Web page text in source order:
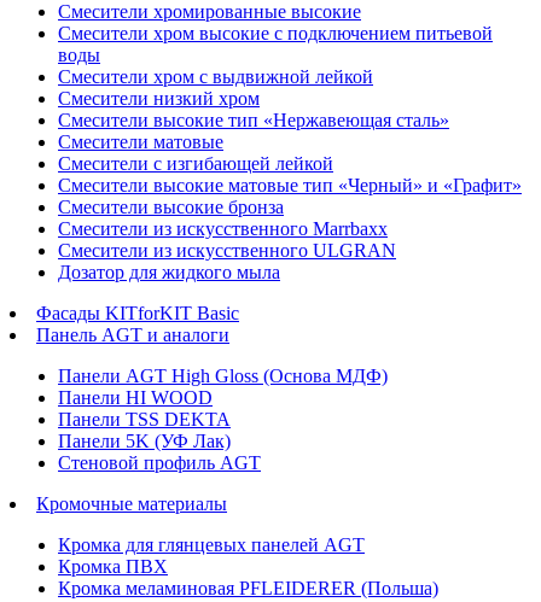
Смесители хромированные высокие
Смесители хром высокие с подключением питьевой
воды
Смесители хром с выдвижной лейкой
Смесители низкий хром
Смесители высокие тип «Нержавеющая сталь»
Смесители матовые
Смесители с изгибающей лейкой
Смесители высокие матовые тип «Черный» и «Графит»
Смесители высокие бронза
Смесители из искусственного Marrbaxx
Смесители из искусственного ULGRAN
Дозатор для жидкого мыла
Фасады KITforKIT Basic
Панель AGT и аналоги
Панели AGT High Gloss (Основа МДФ)
Панели HI WOOD
Панели TSS DEKTA
Панели 5K (УФ Лак)
Стеновой профиль AGT
Кромочные материалы
Кромка для глянцевых панелей AGT
Кромка ПВХ
Кромка меламиновая PFLEIDERER (Польша)